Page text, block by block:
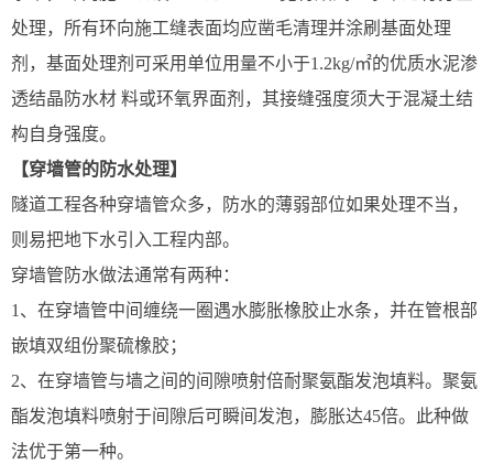
处理，所有环向施工缝表面均应凿毛清理并涂刷基面处理
剂，基面处理剂可采用单位用量不小于1.2kg/㎡的优质水泥渗
透结晶防水材 料或环氧界面剂，其接缝强度须大于混凝土结
构自身强度。
【穿墙管的防水处理】
隧道工程各种穿墙管众多，防水的薄弱部位如果处理不当，
则易把地下水引入工程内部。
穿墙管防水做法通常有两种：
1、在穿墙管中间缠绕一圈遇水膨胀橡胶止水条，并在管根部
嵌填双组份聚硫橡胶；
2、在穿墙管与墙之间的间隙喷射倍耐聚氨酯发泡填料。聚氨
酯发泡填料喷射于间隙后可瞬间发泡，膨胀达45倍。此种做
法优于第一种。